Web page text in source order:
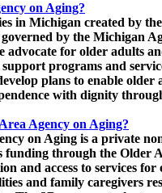
on Aging?
in Michigan created by
by the Michigan
advocate for older adults
programs and
plans to enable older
with dignity
Agency on Aging?
on Aging is a private
funding through the Older
and access to services for
and family caregivers